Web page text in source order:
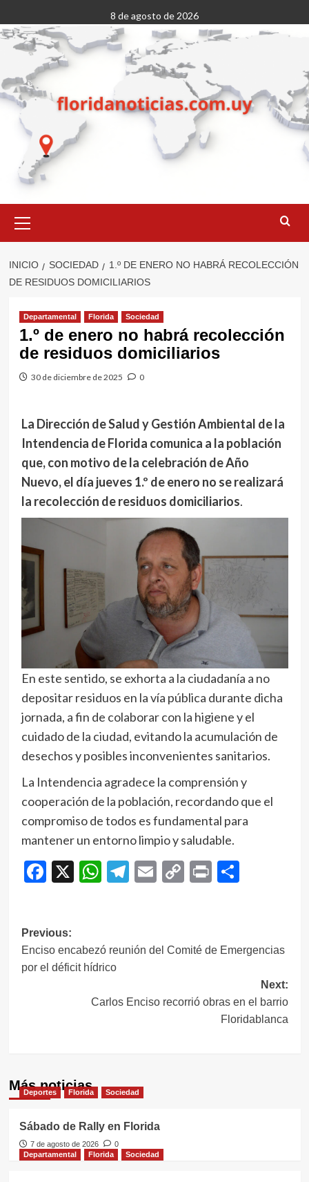
al
contenido
8 de agosto de 2026
primario
INICIO SOCIEDAD
1.º DE ENERO NO HABRÁ RECOLECCIÓN
DE RESIDUOS DOMICILIARIOS
Departamental Florida Sociedad
1.º de enero no habrá recolección
de residuos domiciliarios
30 de diciembre de 2025 0
La Dirección de Salud y Gestión Ambiental de la
Intendencia de Florida comunica a la población
que, con motivo de la celebración de Año
Nuevo, el día jueves 1.º de enero no se realizará
la recolección de residuos domiciliarios.
En este sentido, se exhorta a la ciudadanía a no
depositar residuos en la vía pública durante dicha
jornada, a fin de colaborar con la higiene y el
cuidado de la ciudad, evitando la acumulación de
desechos y posibles inconvenientes sanitarios.
La Intendencia agradece la comprensión y
cooperación de la población, recordando que el
compromiso de todos es fundamental para
mantener un entorno limpio y saludable.
Facebook
X WhatsApp
Telegram
EmailCopy
Print
Navegación
de
entradas
Previous:
Enciso encabezó reunión del Comité de Emergencias
por el déficit hídrico
Next:
Carlos Enciso recorrió obras en el barrio
Floridablanca
Más noticias
Deportes Florida Sociedad
Sábado de Rally en Florida
7 de agosto de 2026
0
Departamental
Florida Sociedad